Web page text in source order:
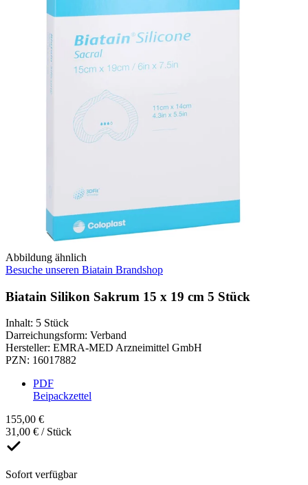
Abbildung ähnlich
Besuche unseren Biatain Brandshop
Biatain Silikon Sakrum 15 x 19 cm 5 Stück
Inhalt: 5 Stück
Darreichungsform: Verband
Hersteller: EMRA-MED Arzneimittel GmbH
PZN: 16017882
PDF
Beipackzettel
155,00 €
31,00 € / Stück
Sofort verfügbar